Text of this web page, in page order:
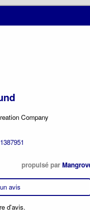
Company
propulsé par
avis
d'avis.